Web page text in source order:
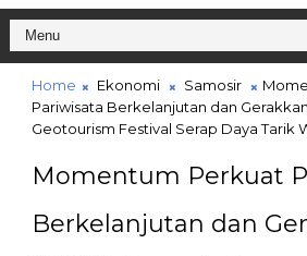
Home Ekonomi Samosir
Pariwisata Berkelanjutan dan
Geotourism Festival Serap Daya Tarik
Momentum Perkuat
Berkelanjutan dan